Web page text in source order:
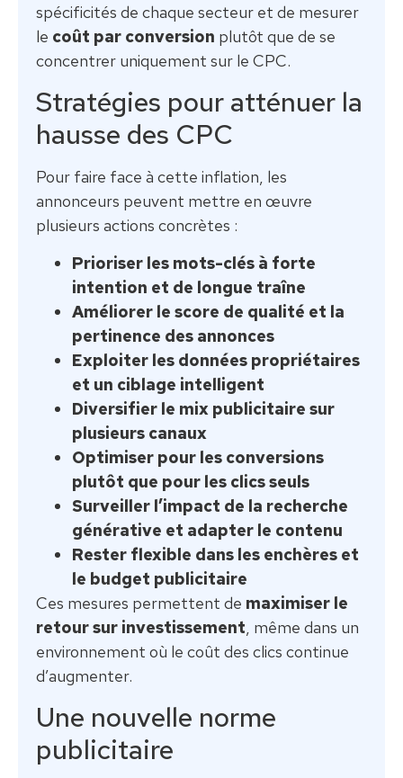
spécificités de chaque secteur et de mesurer
le coût par conversion plutôt que de se
concentrer uniquement sur le CPC.
Stratégies pour atténuer la
hausse des CPC
Pour faire face à cette inflation, les
annonceurs peuvent mettre en œuvre
plusieurs actions concrètes :
Prioriser les mots-clés à forte
intention et de longue traîne
Améliorer le score de qualité et la
pertinence des annonces
Exploiter les données propriétaires
et un ciblage intelligent
Diversifier le mix publicitaire sur
plusieurs canaux
Optimiser pour les conversions
plutôt que pour les clics seuls
Surveiller l’impact de la recherche
générative et adapter le contenu
Rester flexible dans les enchères et
le budget publicitaire
Ces mesures permettent de maximiser le
retour sur investissement, même dans un
environnement où le coût des clics continue
d’augmenter.
Une nouvelle norme
publicitaire